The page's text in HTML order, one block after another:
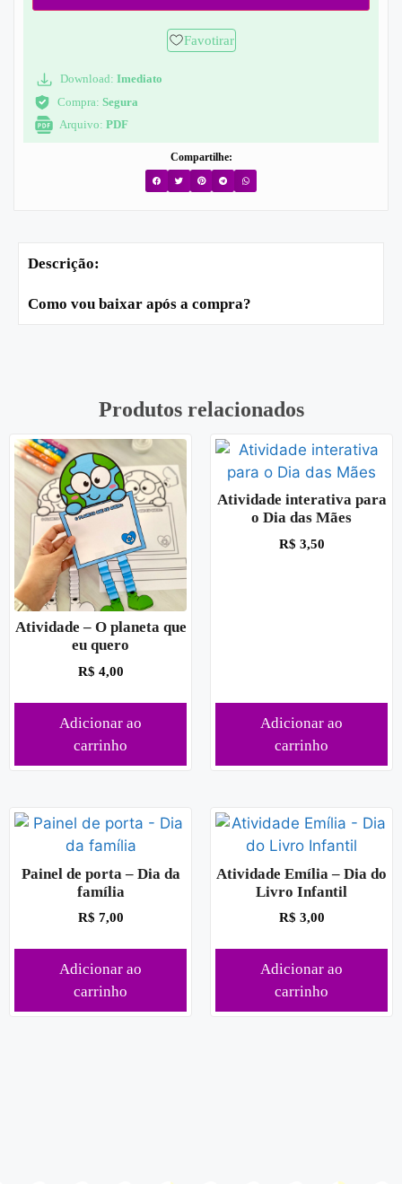
Favotirar
Download: Imediato
Compra: Segura
Arquivo: PDF
Compartilhe:
Descrição:
Como vou baixar após a compra?
Produtos relacionados
Atividade – O planeta que
eu quero
R$ 4,00
Adicionar ao
carrinho
Atividade interativa para
o Dia das Mães
R$ 3,50
Adicionar ao
carrinho
Painel de porta – Dia da
família
R$ 7,00
Adicionar ao
carrinho
Atividade Emília – Dia do
Livro Infantil
R$ 3,00
Adicionar ao
carrinho